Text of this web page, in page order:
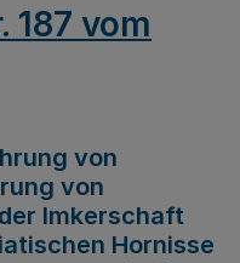
187 vom
von
von
Imkerschaft
Hornisse